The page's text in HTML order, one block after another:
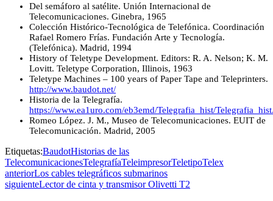
Del semáforo al satélite. Unión Internacional de
Telecomunicaciones. Ginebra, 1965
Colección Histórico-Tecnológica de Telefónica. Coordinación
Rafael Romero Frías. Fundación Arte y Tecnología.
(Telefónica). Madrid, 1994
History of Teletype Development. Editors: R. A. Nelson; K. M.
Lovitt. Teletype Corporation, Illinois, 1963
Teletype Machines – 100 years of Paper Tape and Teleprinters.
http://www.baudot.net/
Historia de la Telegrafía.
https://www.ea1uro.com/eb3emd/Telegrafia_hist/
Romeo López. J. M., Museo de Telecomunicaciones. EUIT de
Telecomunicación. Madrid, 2005
Etiquetas:BaudotHistorias de las
TelecomunicacionesTelegrafíaTeleimpresorTeletipoTelex
anteriorLos cables telegráficos submarinos
siguienteLector de cinta y transmisor Olivetti T2